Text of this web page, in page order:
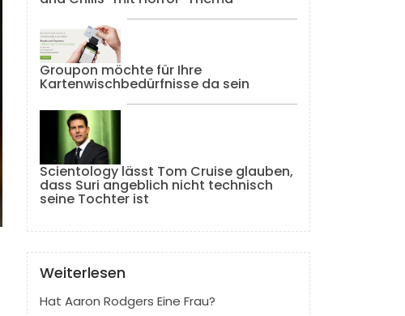
Groupon möchte für Ihre
Kartenwischbedürfnisse da sein
Scientology lässt Tom Cruise glauben,
dass Suri angeblich nicht technisch
seine Tochter ist
Weiterlesen
Hat Aaron Rodgers Eine Frau?